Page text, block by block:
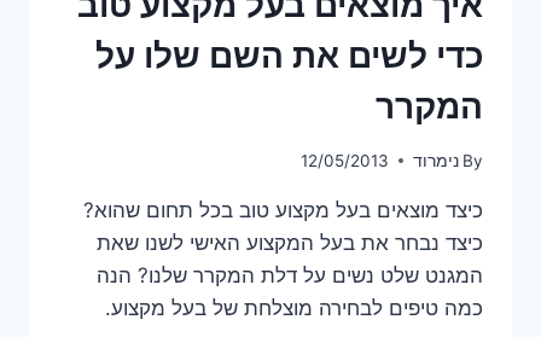
כדי לשים את השם שלו על
המקרר
By נימרוד 12/05/2013
כיצד מוצאים בעל מקצוע טוב בכל תחום שהוא?
כיצד נבחר את בעל המקצוע האישי לשנו שאת
המגנט שלט נשים על דלת המקרר שלנו? הנה
כמה טיפים לבחירה מוצלחת של בעל מקצוע.